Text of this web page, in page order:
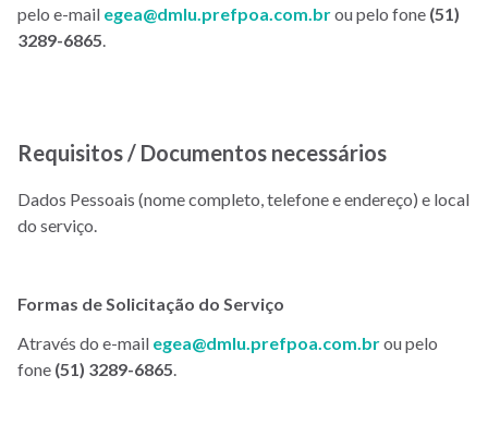
pelo e-mail egea@dmlu.prefpoa.com.brou pelo fone (51)
3289-6865.
Requisitos / Documentos necessários
Dados Pessoais (nome completo, telefone e endereço) e local
do serviço.
Formas de Solicitação do Serviço
Através do e-mail egea@dmlu.prefpoa.com.brou pelo
fone (51) 3289-6865.